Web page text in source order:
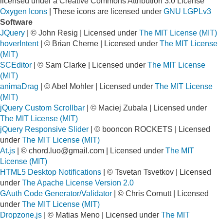
Oxygen Icons | These icons are licensed under GNU LGPLv3
Software
JQuery | © John Resig | Licensed under The MIT License (MIT)
hoverIntent| © Brian Cherne | Licensed under The MIT License
(MIT)
SCEditor | © Sam Clarke | Licensed under The MIT License
(MIT)
animaDrag | © Abel Mohler | Licensed under The MIT License
(MIT)
jQuery Custom Scrollbar | © Maciej Zubala | Licensed under
The MIT License (MIT)
jQuery Responsive Slider | © booncon ROCKETS | Licensed
under The MIT License (MIT)
At.js | © chord.luo@gmail.com | Licensed under The MIT
License (MIT)
HTML5 Desktop Notifications | © Tsvetan Tsvetkov | Licensed
under The Apache License Version 2.0
GAuth Code Generator/Validator | © Chris Cornutt | Licensed
under The MIT License (MIT)
Dropzone.js | © Matias Meno | Licensed under The MIT